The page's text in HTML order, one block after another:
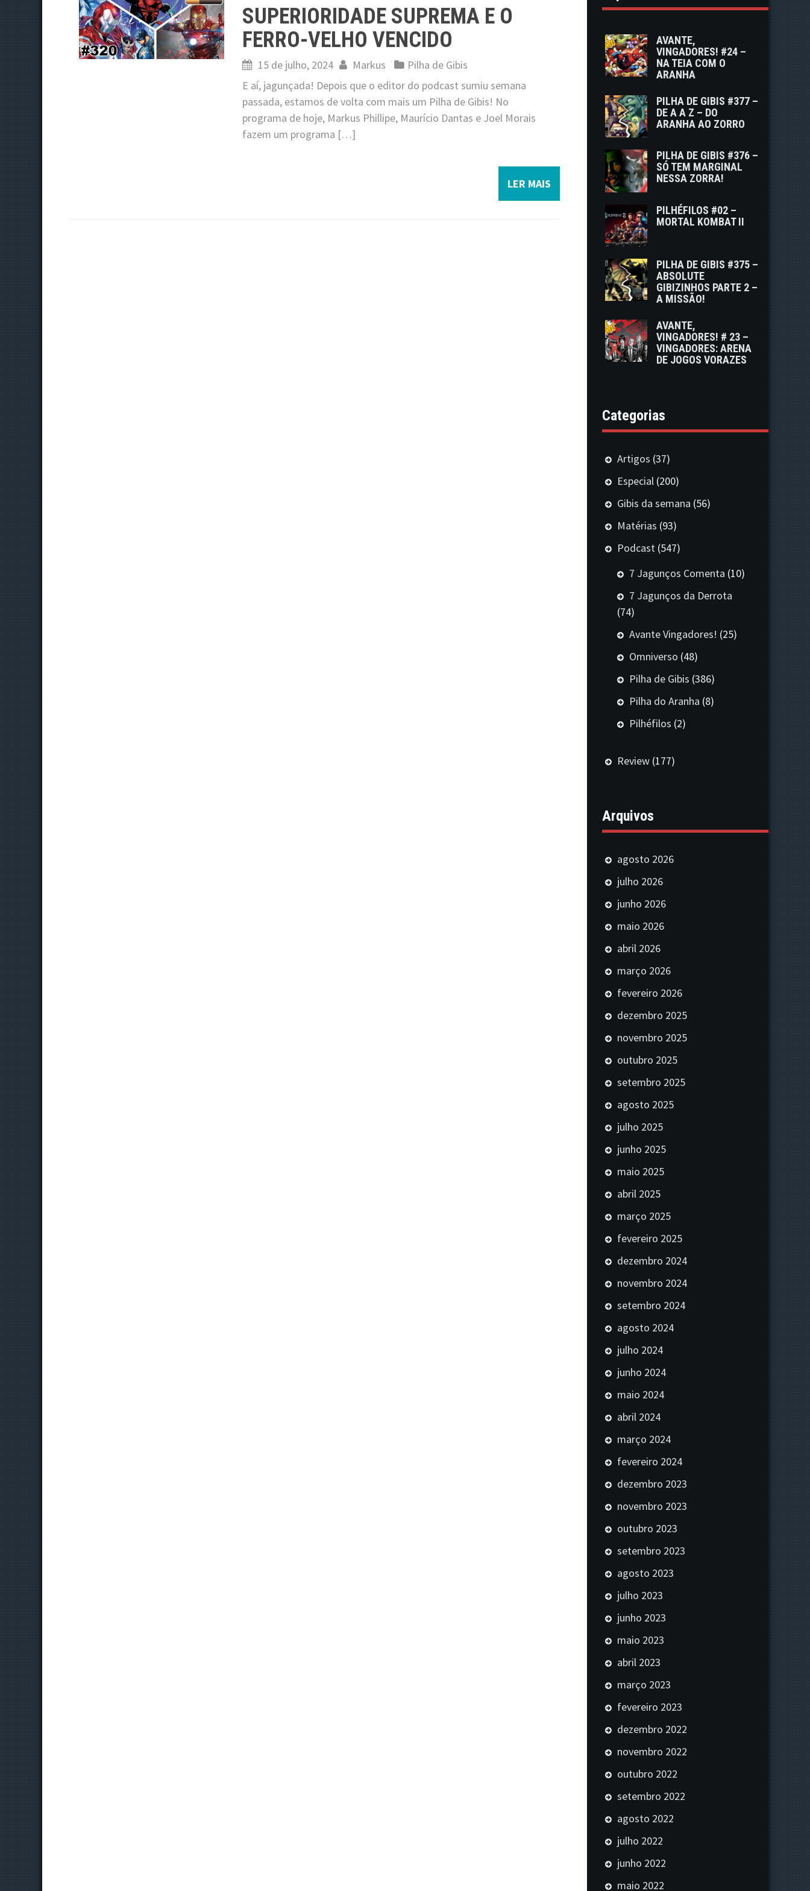
SUPERIORIDADE SUPREMA E O
FERRO-VELHO VENCIDO
15 de julho, 2024 Markus
Pilha de Gibis
E aí, jagunçada! Depois que o editor do podcast sumiu semana
passada, estamos de volta com mais um Pilha de Gibis! No
programa de hoje, Markus Phillipe, Maurício Dantas e Joel Morais
fazem um programa […]
LER MAIS
AVANTE,
VINGADORES! #24 –
NA TEIA COM O
ARANHA
PILHA DE GIBIS #377 –
DE A A Z – DO
ARANHA AO ZORRO
PILHA DE GIBIS #376 –
SÓ TEM MARGINAL
NESSA ZORRA!
PILHÉFILOS #02 –
MORTAL KOMBAT II
PILHA DE GIBIS #375 –
ABSOLUTE
GIBIZINHOS PARTE 2 –
A MISSÃO!
AVANTE,
VINGADORES! # 23 –
VINGADORES: ARENA
DE JOGOS VORAZES
Categorias
Artigos (37)
Especial (200)
Gibis da semana (56)
Matérias (93)
Podcast (547)
7 Jagunços Comenta (10)
7 Jagunços da Derrota
(74)
Avante Vingadores! (25)
Omniverso (48)
Pilha de Gibis (386)
Pilha do Aranha (8)
Pilhéfilos (2)
Review (177)
Arquivos
agosto 2026
julho 2026
junho 2026
maio 2026
abril 2026
março 2026
fevereiro 2026
dezembro 2025
novembro 2025
outubro 2025
setembro 2025
agosto 2025
julho 2025
junho 2025
maio 2025
abril 2025
março 2025
fevereiro 2025
dezembro 2024
novembro 2024
setembro 2024
agosto 2024
julho 2024
junho 2024
maio 2024
abril 2024
março 2024
fevereiro 2024
dezembro 2023
novembro 2023
outubro 2023
setembro 2023
agosto 2023
julho 2023
junho 2023
maio 2023
abril 2023
março 2023
fevereiro 2023
dezembro 2022
novembro 2022
outubro 2022
setembro 2022
agosto 2022
julho 2022
junho 2022
maio 2022